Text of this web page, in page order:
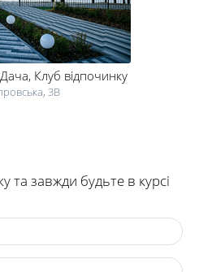
, Клуб відпочинку
3В
та завжди будьте в курсі